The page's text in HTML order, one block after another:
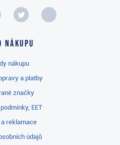
nákupu
nákupu
a platby
značky
EET
reklamace
údajů